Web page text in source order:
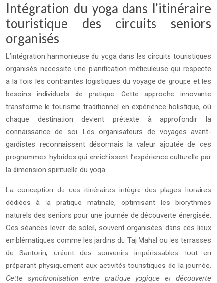
Intégration du yoga dans l’itinéraire
touristique des circuits seniors
organisés
L’intégration harmonieuse du yoga dans les circuits touristiques
organisés nécessite une planification méticuleuse qui respecte
à la fois les contraintes logistiques du voyage de groupe et les
besoins individuels de pratique. Cette approche innovante
transforme le tourisme traditionnel en expérience holistique, où
chaque destination devient prétexte à approfondir la
connaissance de soi. Les organisateurs de voyages avant-
gardistes reconnaissent désormais la valeur ajoutée de ces
programmes hybrides qui enrichissent l’expérience culturelle par
la dimension spirituelle du yoga.
La conception de ces itinéraires intègre des plages horaires
dédiées à la pratique matinale, optimisant les biorythmes
naturels des seniors pour une journée de découverte énergisée.
Ces séances lever de soleil, souvent organisées dans des lieux
emblématiques comme les jardins du Taj Mahal ou les terrasses
de Santorin, créent des souvenirs impérissables tout en
préparant physiquement aux activités touristiques de la journée.
Cette synchronisation entre pratique yogique et découverte